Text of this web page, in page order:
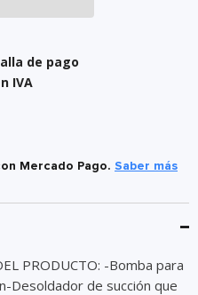
de pago
IVA
Mercado Pago. Saber más
PRODUCTO: -Bomba para
Desoldador de succión que